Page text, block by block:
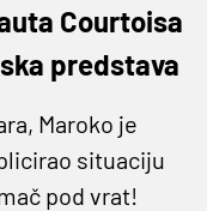
Courtoisa
predstava
Maroko je
situaciju
pod vrat!